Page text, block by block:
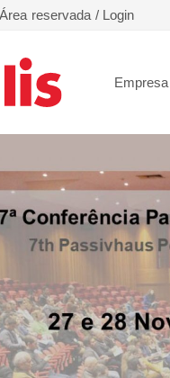
Área reservada / Login
Empresa